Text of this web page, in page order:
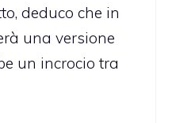
deduco che in
una versione
un incrocio tra